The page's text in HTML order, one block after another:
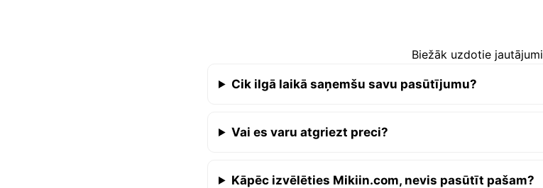
Biežāk uzdotie jautājumi
Cik ilgā laikā saņemšu savu pasūtījumu?
Vai es varu atgriezt preci?
Kāpēc izvēlēties Mikiin.com, nevis pasūtīt pašam?